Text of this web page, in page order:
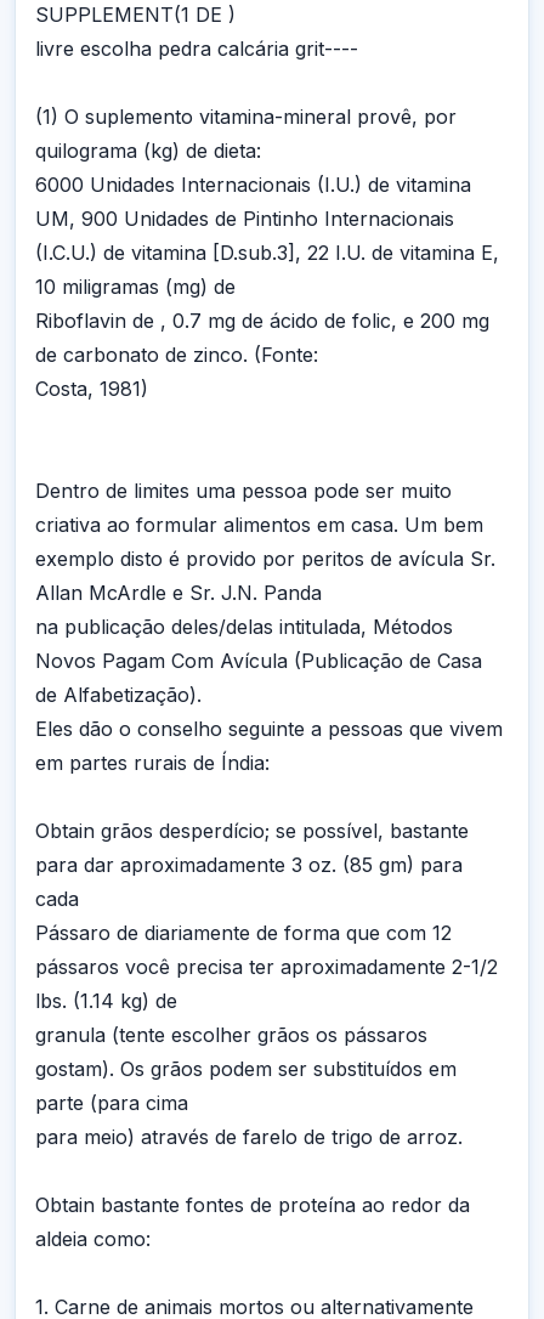
SUPPLEMENT(1 DE )
livre escolha pedra calcária grit----
(1) O suplemento vitamina-mineral provê, por
quilograma (kg) de dieta:
6000 Unidades Internacionais (I.U.) de vitamina
UM, 900 Unidades de Pintinho Internacionais
(I.C.U.) de vitamina [D.sub.3], 22 I.U. de vitamina E,
10 miligramas (mg) de
Riboflavin de , 0.7 mg de ácido de folic, e 200 mg
de carbonato de zinco. (Fonte:
Costa, 1981)
Dentro de limites uma pessoa pode ser muito
criativa ao formular alimentos em casa. Um bem
exemplo disto é provido por peritos de avícula Sr.
Allan McArdle e Sr. J.N. Panda
na publicação deles/delas intitulada, Métodos
Novos Pagam Com Avícula (Publicação de Casa
de Alfabetização).
Eles dão o conselho seguinte a pessoas que vivem
em partes rurais de Índia:
Obtain grãos desperdício; se possível, bastante
para dar aproximadamente 3 oz. (85 gm) para
cada
Pássaro de diariamente de forma que com 12
pássaros você precisa ter aproximadamente 2-1/2
lbs. (1.14 kg) de
granula (tente escolher grãos os pássaros
gostam). Os grãos podem ser substituídos em
parte (para cima
para meio) através de farelo de trigo de arroz.
Obtain bastante fontes de proteína ao redor da
aldeia como:
1. Carne de animais mortos ou alternativamente